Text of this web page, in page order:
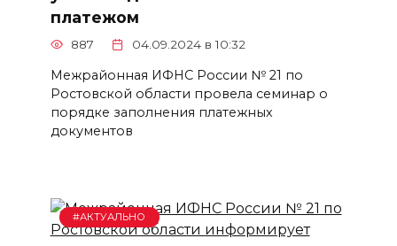
платежом
887 04.09.2024 в 10:32
Межрайонная ИФНС России № 21 по
Ростовской области провела семинар о
порядке заполнения платежных
документов
#АКТУАЛЬНО